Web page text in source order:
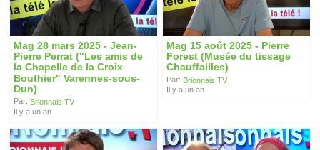
Mag 28 mars 2025 - Jean-
Pierre Perrat ("Les amis de
la Chapelle de la Croix
Bouthier" Varennes-sous-
Dun)
Par: Brionnais TV
Il y a un an
Mag 15 août 2025 - Pierre
Forest (Musée du tissage
Chauffailles)
Par: Brionnais TV
Il y a un an